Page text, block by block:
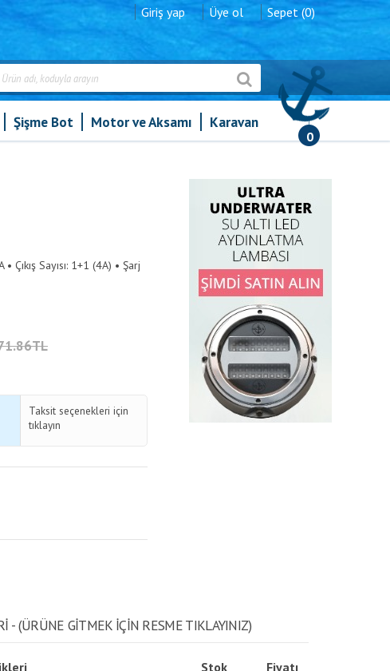
Giriş yap Üye ol Sepet (0)
0
Şişme Bot Motor ve Aksamı Karavan
Sayısı: 1+1 (4A) • Şarj
Taksit seçenekleri için
tıklayın
- (ÜRÜNE GITMEK IÇIN RESME TIKLAYINIZ)
Stok Fiyatı